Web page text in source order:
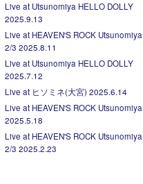
Live at Utsunomiya HELLO DOLLY
2025.9.13
Live at HEAVEN'S ROCK Utsunomiya
2/3 2025.8.11
Live at Utsunomiya HELLO DOLLY
2025.7.12
Live at ヒソミネ(大宮) 2025.6.14
Live at HEAVEN'S ROCK Utsunomiya
2025.5.18
Live at HEAVEN'S ROCK Utsunomiya
2/3 2025.2.23